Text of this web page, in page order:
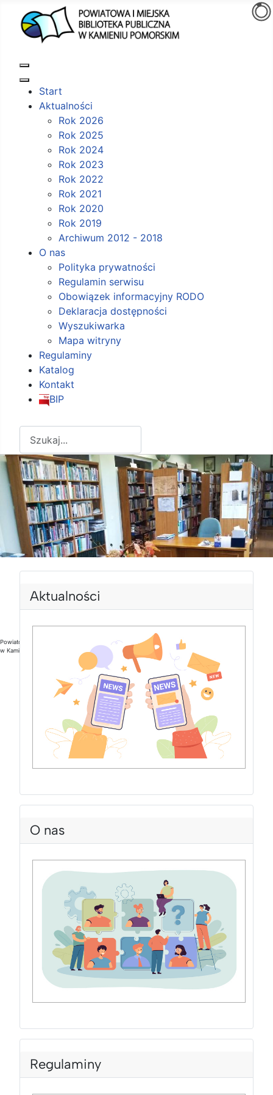
Start
Aktualności
Rok 2026
Rok 2025
Rok 2024
Rok 2023
Rok 2022
Rok 2021
Rok 2020
Rok 2019
Archiwum 2012 - 2018
O nas
Polityka prywatności
Regulamin serwisu
Obowiązek informacyjny RODO
Deklaracja dostępności
Wyszukiwarka
Mapa witryny
Regulaminy
Katalog
Kontakt
BIP
Aktualności
O nas
Regulaminy